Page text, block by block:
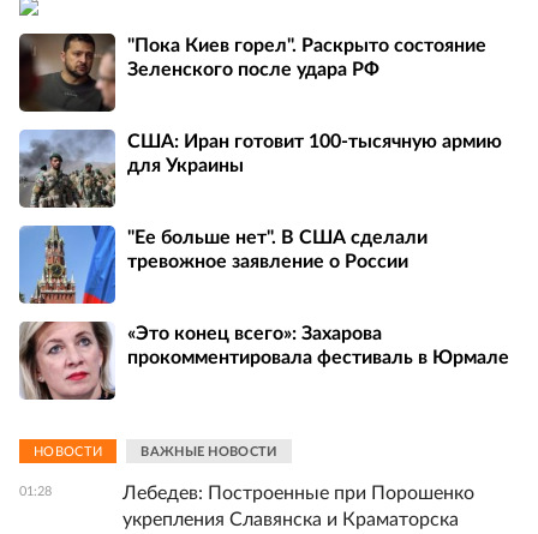
"Пока Киев горел". Раскрыто состояние
Зеленского после удара РФ
США: Иран готовит 100-тысячную армию
для Украины
"Ее больше нет". В США сделали
тревожное заявление о России
«Это конец всего»: Захарова
прокомментировала фестиваль в Юрмале
НОВОСТИ ВАЖНЫЕ НОВОСТИ
01:28
Лебедев: Построенные при Порошенко
укрепления Славянска и Краматорска